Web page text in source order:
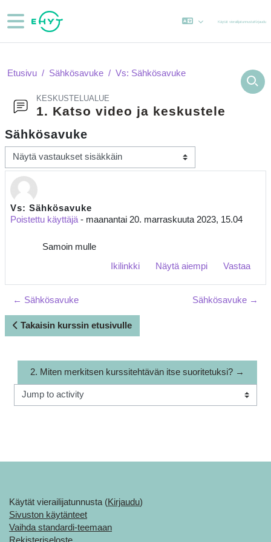
Sivupaneeli
Käytät vierailijatunnustaKirjaudu
Etusivu Sähkösavuke Vs: Sähkösavuke
KESKUSTELUALUE
1. Katso video ja keskustele
Sähkösavuke
Näytön tila
Vs: Sähkösavuke
Poistettu käyttäjä - maanantai 20. marraskuuta 2023, 15.04
Vastausten määrä: 0
Samoin mulle
Ikilinkki
Näytä aiempi Vastaa
← Sähkösavuke Sähkösavuke →
Takaisin kurssin etusivulle
Jump to activity
2. Miten merkitsen kurssitehtävän itse suoritetuksi? →
Käytät vierailijatunnusta (Kirjaudu)
Sivuston käytänteet
Vaihda standardi-teemaan